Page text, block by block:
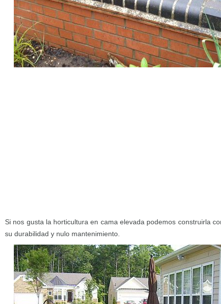
Si nos gusta la horticultura en cama elevada podemos construirla
su durabilidad y nulo mantenimiento.